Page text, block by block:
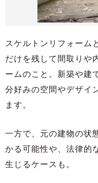
スケルトンリフォーム
だけを残して間取りや
ームのこと。新築や建
分好みの空間やデザイ
ます。
一方で、元の建物の状
かる可能性や、法律的
生じるケースも。